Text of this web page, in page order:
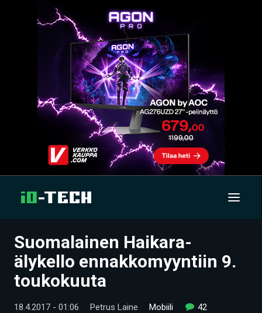
UUTISET
ARTIKKELIT
VIDEOT
Suomalainen Haikara-
älykello ennakkomyyntiin 9.
toukokuuta
18.4.2017 - 01:06 Petrus Laine Mobiili 42